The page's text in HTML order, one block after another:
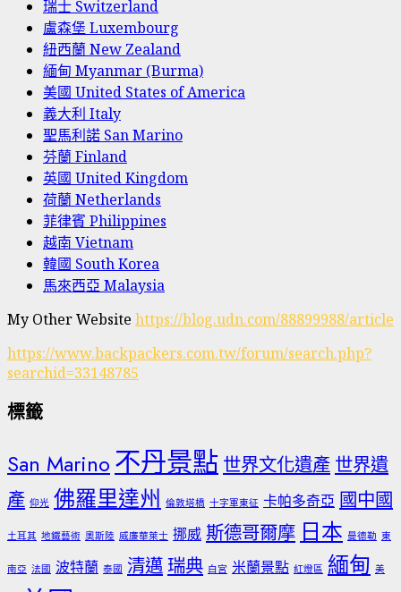
瑞士 Switzerland
盧森堡 Luxembourg
紐西蘭 New Zealand
緬甸 Myanmar (Burma)
美國 United States of America
義大利 Italy
聖馬利諾 San Marino
芬蘭 Finland
英國 United Kingdom
荷蘭 Netherlands
菲律賓 Philippines
越南 Vietnam
韓國 South Korea
馬來西亞 Malaysia
My Other Website https://blog.udn.com/88899988/article
https://www.backpackers.com.tw/forum/search.php?
searchid=33148785
標籤
San Marino 不丹景點 世界文化遺產 世界遺
產 仰光 佛羅里達州 倫敦塔橋 十字軍東征 卡帕多奇亞 國中國
土耳其 地鐵藝術 奧斯陸 威廉華萊士 挪威 斯德哥爾摩 日本 曼德勒 東
南亞 法國 波特蘭 泰國 清邁 瑞典 白宮 米蘭景點 紅燈區 緬甸 美